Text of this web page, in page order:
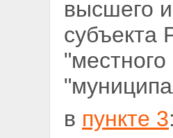
высшего
субъекта
в пункте 3